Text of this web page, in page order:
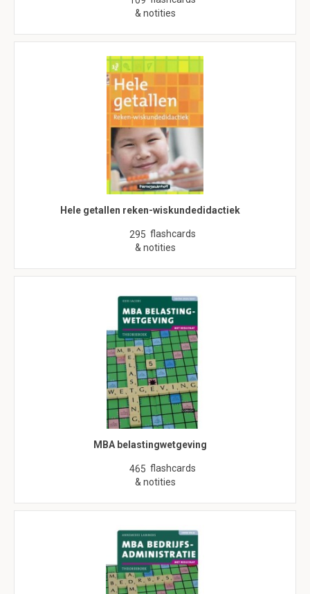
& notities
Hele getallen reken-wiskundedidactiek
295 flashcards
& notities
MBA belastingwetgeving
465 flashcards
& notities